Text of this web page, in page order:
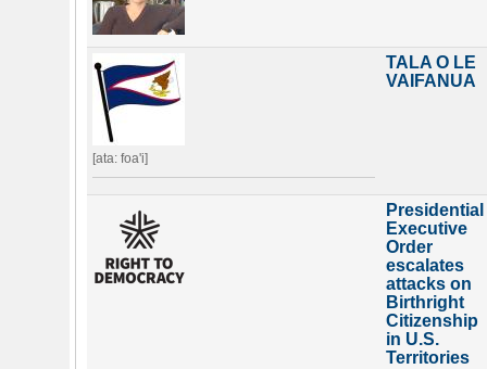
[ata: foa'i]
TALA O LE
VAIFANUA
Presidential
Executive
Order
escalates
attacks on
Birthright
Citizenship
in U.S.
Territories